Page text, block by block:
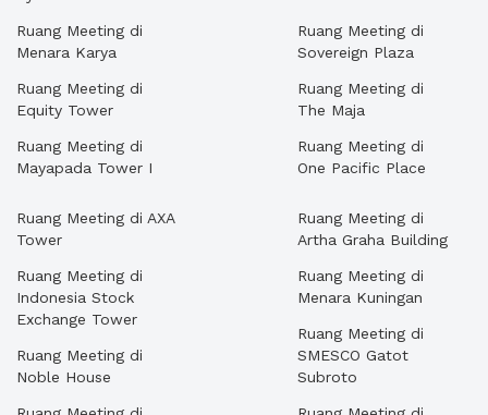
Ruang Meeting di
Menara Karya
Ruang Meeting di
Equity Tower
Ruang Meeting di
Mayapada Tower I
Ruang Meeting di
Sovereign Plaza
Ruang Meeting di
The Maja
Ruang Meeting di
One Pacific Place
Ruang Meeting di AXA
Tower
Ruang Meeting di
Indonesia Stock
Exchange Tower
Ruang Meeting di
Noble House
Ruang Meeting di
Artha Graha Building
Ruang Meeting di
Menara Kuningan
Ruang Meeting di
SMESCO Gatot
Subroto